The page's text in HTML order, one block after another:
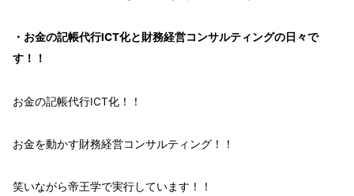
・お金の記帳代行ICT化と財務経営コンサルティングの日々で
す！！
お金の記帳代行ICT化！！
お金を動かす財務経営コンサルティング！！
笑いながら帝王学で実行しています！！